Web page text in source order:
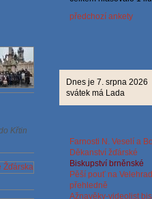
Křtin
předchozí ankety
Dnes je 7. srpna 2026
svátek má Lada
Farnosti N. Veselí a
Děkanství žďárské
Biskupství brněnské
Pěší pouť na
přehledně
Ažnavěky-videolist